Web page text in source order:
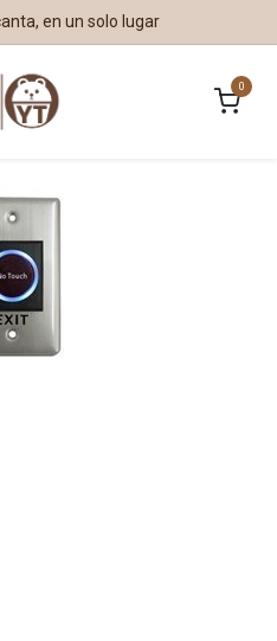
en un solo lugar
0